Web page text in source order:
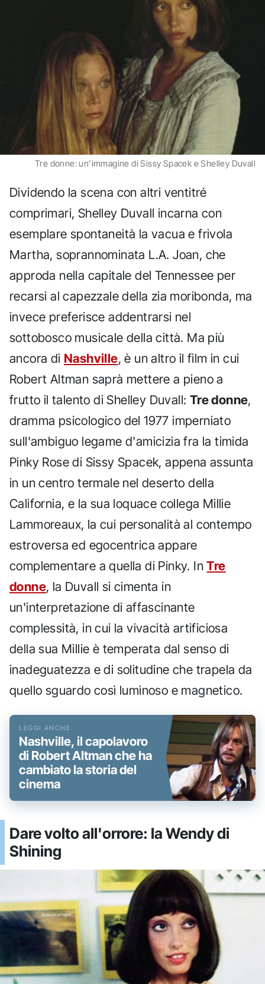
Tre donne: un'immagine di Sissy Spacek e Shelley Duvall
Dividendo la scena con altri ventitré
comprimari, Shelley Duvall incarna con
esemplare spontaneità la vacua e frivola
Martha, soprannominata L.A. Joan, che
approda nella capitale del Tennessee per
recarsi al capezzale della zia moribonda, ma
invece preferisce addentrarsi nel
sottobosco musicale della città. Ma più
ancora di Nashville, è un altro il film in cui
Robert Altman saprà mettere a pieno a
frutto il talento di Shelley Duvall: Tre donne,
dramma psicologico del 1977 imperniato
sull'ambiguo legame d'amicizia fra la timida
Pinky Rose di Sissy Spacek, appena assunta
in un centro termale nel deserto della
California, e la sua loquace collega Millie
Lammoreaux, la cui personalità al contempo
estroversa ed egocentrica appare
complementare a quella di Pinky. InTre
donne, la Duvall si cimenta in
un'interpretazione di affascinante
complessità, in cui la vivacità artificiosa
della sua Millie è temperata dal senso di
inadeguatezza e di solitudine che trapela da
quello sguardo così luminoso e magnetico.
Nashville, il capolavoro
di Robert Altman che ha
cambiato la storia del
cinema
Dare volto all'orrore: la Wendy di
Shining